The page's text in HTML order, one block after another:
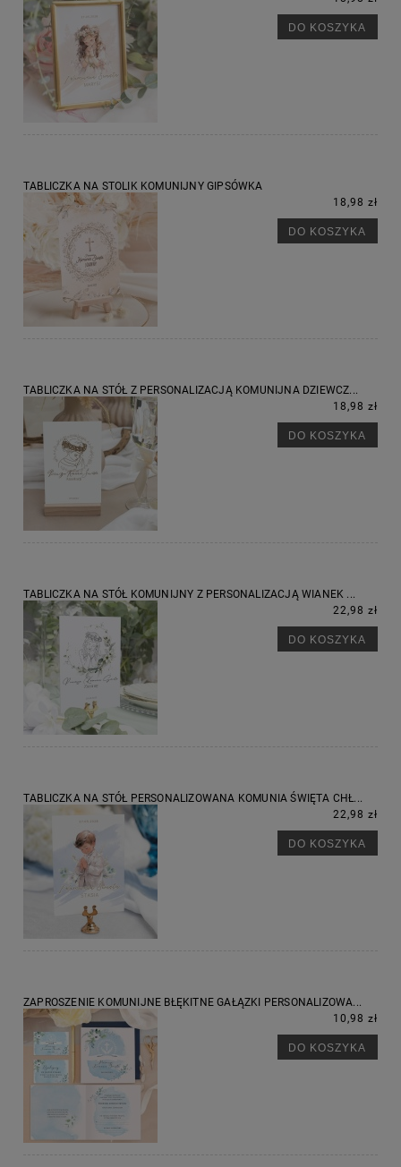
DO KOSZYKA
TABLICZKA NA STOLIK KOMUNIJNY GIPSÓWKA
18,98 zł
DO KOSZYKA
TABLICZKA NA STÓŁ Z PERSONALIZACJĄ KOMUNIJNA DZIEWCZ...
18,98 zł
DO KOSZYKA
TABLICZKA NA STÓŁ KOMUNIJNY Z PERSONALIZACJĄ WIANEK ...
22,98 zł
DO KOSZYKA
TABLICZKA NA STÓŁ PERSONALIZOWANA KOMUNIA ŚWIĘTA CHŁ...
22,98 zł
DO KOSZYKA
ZAPROSZENIE KOMUNIJNE BŁĘKITNE GAŁĄZKI PERSONALIZOWA...
10,98 zł
DO KOSZYKA